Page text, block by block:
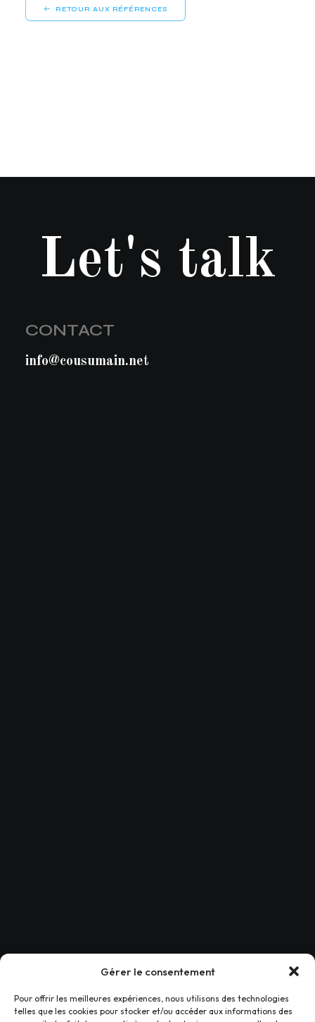
Gérer le consentement
Pour offrir les meilleures expériences, nous utilisons des technologies
telles que les cookies pour stocker et/ou accéder aux informations des
RETOUR AUX RÉFÉRENCES
Let's talk
CONTACT
info@cousumain.net
NAVIGATION